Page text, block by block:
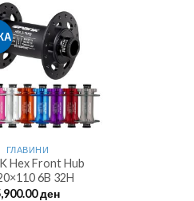
ГЛАВИНИ
Hex Front Hub
6B 32H
ден